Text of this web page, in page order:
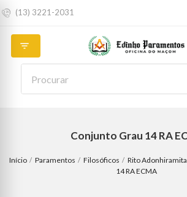
(13) 3221-2031

Conjunto Grau 14 RA
Início Paramentos Filosóficos Rito
14 RA ECMA